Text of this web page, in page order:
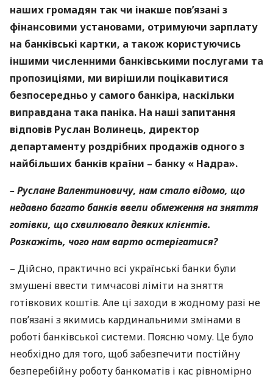
наших громадян так чи інакше пов’язані з
фінансовими установами, отримуючи зарплату
на банківські картки, а також користуючись
іншими численними банківськими послугами та
пропозиціями, ми вирішили поцікавитися
безпосередньо у самого банкіра, наскільки
виправдана така паніка. На наші запитання
відповів Руслан Волинець, директор
департаменту роздрібних продажів одного з
найбільших банків країни – банку « Надра».
– Руслане Валентиновичу, нам стало відомо, що
недавно багато банків ввели обмеження на зняття
готівки, що схвилювало деяких клієнтів.
Розкажіть, чого нам варто остерігатися?
– Дійсно, практично всі українські банки були
змушені ввести тимчасові ліміти на зняття
готівкових коштів. Але ці заходи в жодному разі не
пов’язані з якимись кардинальними змінами в
роботі банківської системи. Поясню чому. Це було
необхідно для того, щоб забезпечити постійну
безперебійну роботу банкоматів і кас рівномірно